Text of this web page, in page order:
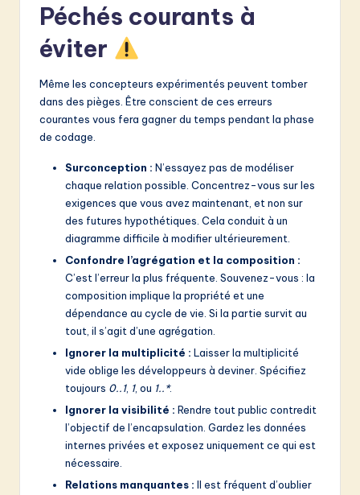
Péchés courants à
éviter
Même les concepteurs expérimentés peuvent tomber
dans des pièges. Être conscient de ces erreurs
courantes vous fera gagner du temps pendant la phase
de codage.
Surconception : N’essayez pas de modéliser
chaque relation possible. Concentrez-vous sur les
exigences que vous avez maintenant, et non sur
des futures hypothétiques. Cela conduit à un
diagramme difficile à modifier ultérieurement.
Confondre l’agrégation et la composition :
C’est l’erreur la plus fréquente. Souvenez-vous : la
composition implique la propriété et une
dépendance au cycle de vie. Si la partie survit au
tout, il s’agit d’une agrégation.
Ignorer la multiplicité : Laisser la multiplicité
vide oblige les développeurs à deviner. Spécifiez
toujours 0..1, 1, ou 1..*.
Ignorer la visibilité : Rendre tout public contredit
l’objectif de l’encapsulation. Gardez les données
internes privées et exposez uniquement ce qui est
nécessaire.
Relations manquantes : Il est fréquent d’oublier